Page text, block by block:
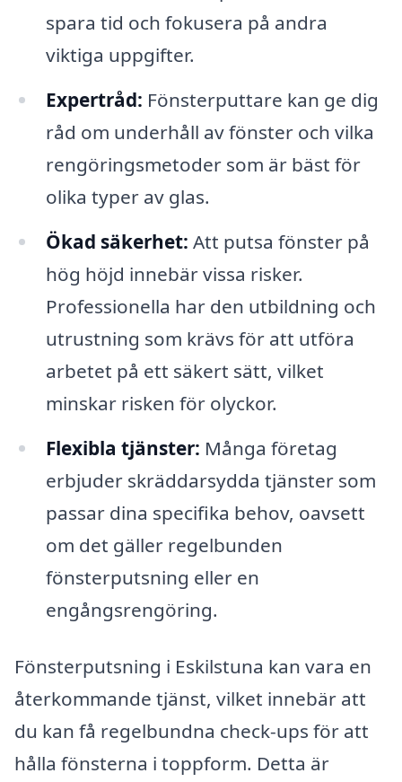
spara tid och fokusera på andra
viktiga uppgifter.
Expertråd: Fönsterputtare kan ge dig
råd om underhåll av fönster och vilka
rengöringsmetoder som är bäst för
olika typer av glas.
Ökad säkerhet: Att putsa fönster på
hög höjd innebär vissa risker.
Professionella har den utbildning och
utrustning som krävs för att utföra
arbetet på ett säkert sätt, vilket
minskar risken för olyckor.
Flexibla tjänster: Många företag
erbjuder skräddarsydda tjänster som
passar dina specifika behov, oavsett
om det gäller regelbunden
fönsterputsning eller en
engångsrengöring.
Fönsterputsning i Eskilstuna kan vara en
återkommande tjänst, vilket innebär att
du kan få regelbundna check-ups för att
hålla fönsterna i toppform. Detta är